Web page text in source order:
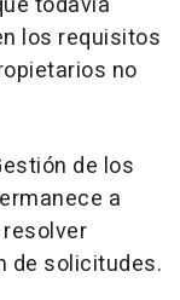
los requisitos
no
de los
a
de solicitudes.